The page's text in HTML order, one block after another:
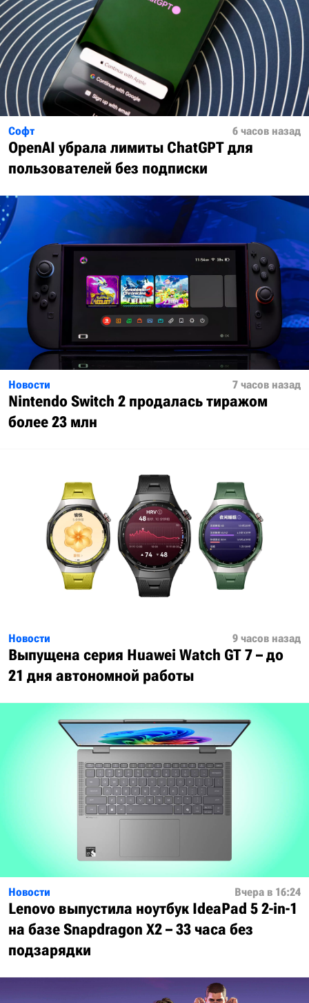
Софт 6 часов назад
OpenAI убрала лимиты ChatGPT для
пользователей без подписки
Новости 7 часов назад
Nintendo Switch 2 продалась тиражом
более 23 млн
Новости 9 часов назад
Выпущена серия Huawei Watch GT 7 – до
21 дня автономной работы
Новости Вчера в 16:24
Lenovo выпустила ноутбук IdeaPad 5 2-in-1
на базе Snapdragon X2 – 33 часа без
подзарядки